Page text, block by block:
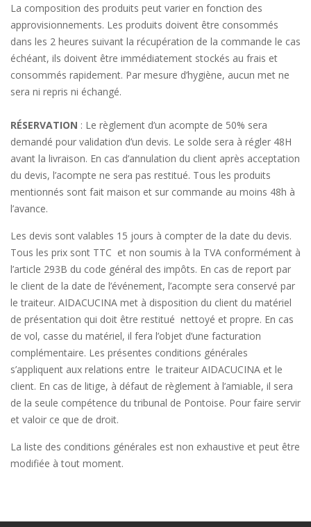
La composition des produits peut varier en fonction des
approvisionnements. Les produits doivent être consommés
dans les 2 heures suivant la récupération de la commande le cas
échéant, ils doivent être immédiatement stockés au frais et
consommés rapidement. Par mesure d’hygiène, aucun met ne
sera ni repris ni échangé.
RÉSERVATION : Le règlement d’un acompte de 50% sera
demandé pour validation d’un devis. Le solde sera à régler 48H
avant la livraison. En cas d’annulation du client après acceptation
du devis, l’acompte ne sera pas restitué. Tous les produits
mentionnés sont fait maison et sur commande au moins 48h à
l’avance.
Les devis sont valables 15 jours à compter de la date du devis.
Tous les prix sont TTC et non soumis à la TVA conformément à
l’article 293B du code général des impôts. En cas de report par
le client de la date de l’événement, l’acompte sera conservé par
le traiteur. AIDACUCINA met à disposition du client du matériel
de présentation qui doit être restitué nettoyé et propre. En cas
de vol, casse du matériel, il fera l’objet d’une facturation
complémentaire. Les présentes conditions générales
s’appliquent aux relations entre le traiteur AIDACUCINA et le
client. En cas de litige, à défaut de règlement à l’amiable, il sera
de la seule compétence du tribunal de Pontoise. Pour faire servir
et valoir ce que de droit.
La liste des conditions générales est non exhaustive et peut être
modifiée à tout moment.